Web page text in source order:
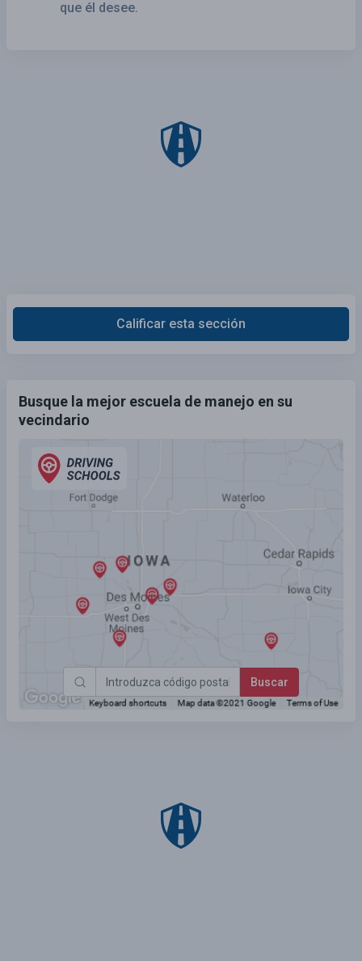
que él desee.
Calificar esta sección
Busque la mejor escuela de manejo en su
vecindario
Buscar